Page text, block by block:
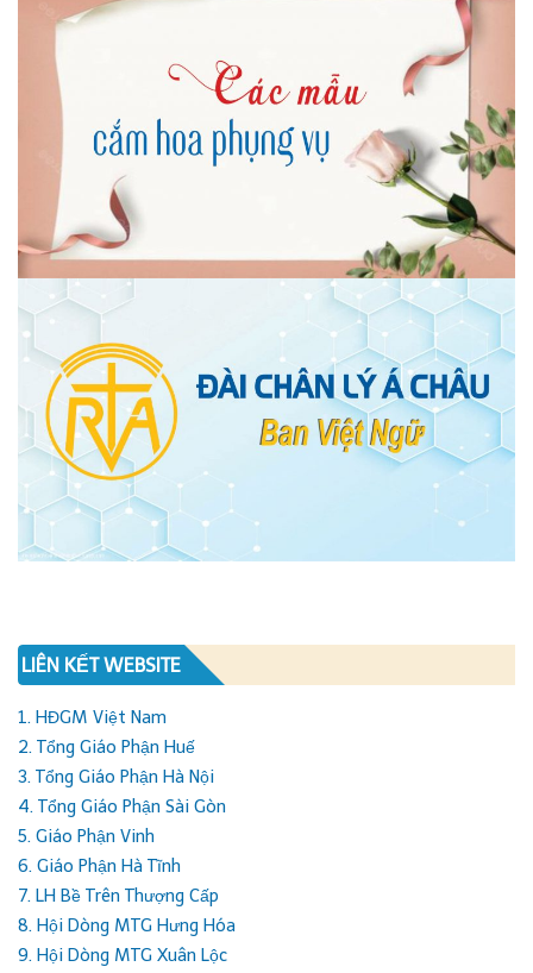
LIÊN KẾT WEBSITE
1. HĐGM Việt Nam
2. Tổng Giáo Phận Huế
3. Tổng Giáo Phận Hà Nội
4. Tổng Giáo Phận Sài Gòn
5. Giáo Phận Vinh
6. Giáo Phận Hà Tĩnh
7. LH Bề Trên Thượng Cấp
8. Hội Dòng MTG Hưng Hóa
9. Hội Dòng MTG Xuân Lộc